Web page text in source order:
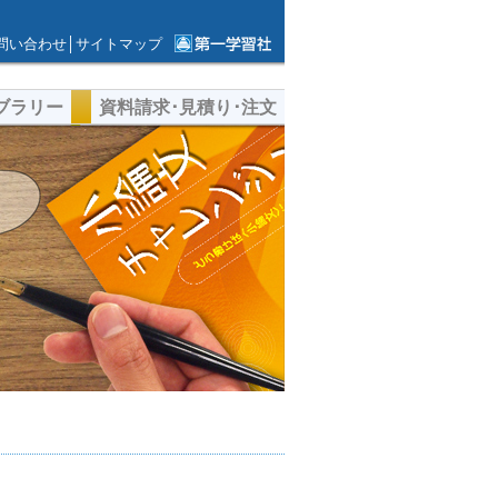
ブサイト
い合わせ サイトマップ
ラリー 資料請求･見積り･注文